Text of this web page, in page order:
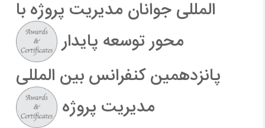
المللی جوانان مدیریت پروژه با
محور توسعه پایدار
پانزدهمين کنفرانس بین المللی
مدیریت پروژه